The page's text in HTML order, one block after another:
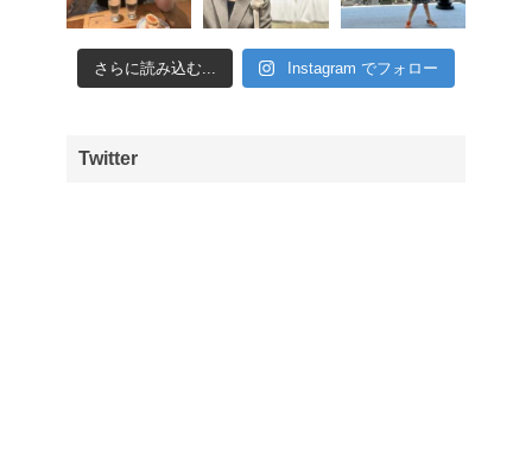
さらに読み込む... Instagram でフォロー
Twitter